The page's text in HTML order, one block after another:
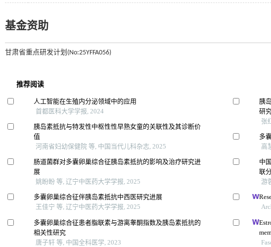
基金资助
甘肃省重点研发计划(No:25YFFA056)